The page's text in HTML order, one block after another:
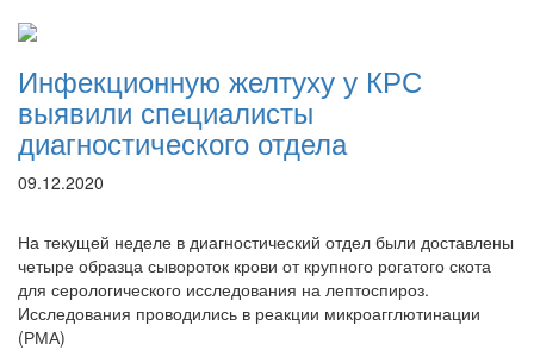
Инфекционную желтуху у КРС
выявили специалисты
диагностического отдела
09.12.2020
На текущей неделе в диагностический отдел были доставлены
четыре образца сывороток крови от крупного рогатого скота
для серологического исследования на лептоспироз.
Исследования проводились в реакции микроагглютинации
(РМА)